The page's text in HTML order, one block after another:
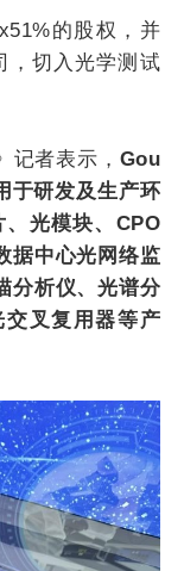
的股权，并
，切入光学测试
记者表示， Gou
于研发及生产环
光模块、CPO
据中心光网络监
分析仪、光谱分
叉复用器等产